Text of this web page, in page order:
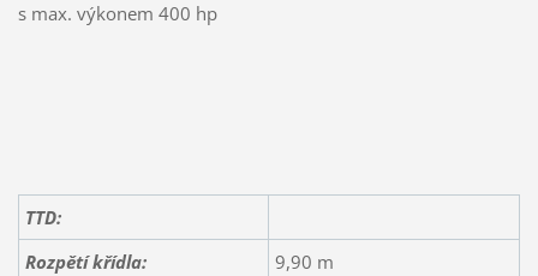
s max. výkonem 400 hp
TTD:
Rozpětí křídla:
9,90 m